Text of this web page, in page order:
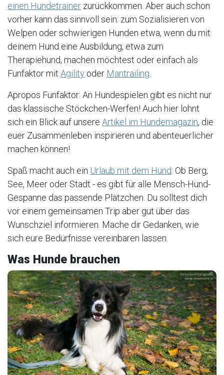
einen Hundetrainer zurückkommen. Aber auch schon
vorher kann das sinnvoll sein: zum Sozialisieren von
Welpen oder schwierigen Hunden etwa, wenn du mit
deinem Hund eine Ausbildung, etwa zum
Therapiehund, machen möchtest oder einfach als
Funfaktor mit Agility oder Mantrailing
Apropos Funfaktor: An Hundespielen gibt es nicht nur
das klassische Stöckchen-Werfen! Auch hier lohnt
sich ein Blick auf unsere Artikel im Hundemagazin, die
euer Zusammenleben inspirieren und abenteuerlicher
machen können!
Spaß macht auch ein Urlaub mit dem Hund: Ob Berg,
See, Meer oder Stadt - es gibt für alle Mensch-Hund-
Gespanne das passende Plätzchen. Du solltest dich
vor einem gemeinsamen Trip aber gut über das
Wunschziel informieren. Mache dir Gedanken, wie
sich eure Bedürfnisse vereinbaren lassen.
Was Hunde brauchen